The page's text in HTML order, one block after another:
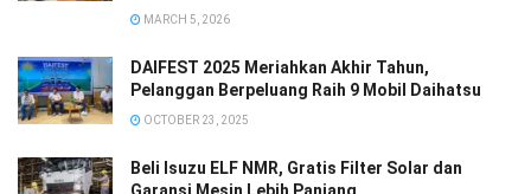
MARCH 5, 2026
DAIFEST 2025 Meriahkan Akhir Tahun,
Pelanggan Berpeluang Raih 9 Mobil Daihatsu
OCTOBER 23, 2025
Beli Isuzu ELF NMR, Gratis Filter Solar dan
Garansi Mesin Lebih Panjang